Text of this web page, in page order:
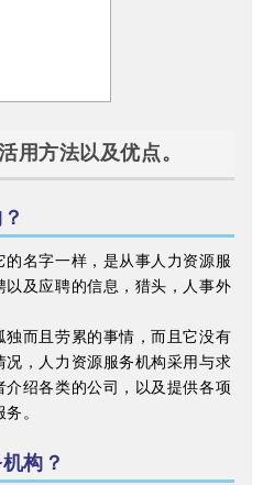
用方法以及优点。
的名字一样，是从事人力资源服
及应聘的信息，猎头，人事外
而且劳累的事情，而且它没有
，人力资源服务机构采用与求
绍各类的公司，以及提供各项
。
构？